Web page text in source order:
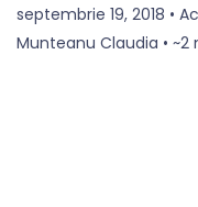
septembrie 19, 2018 •
Munteanu Claudia • ~2